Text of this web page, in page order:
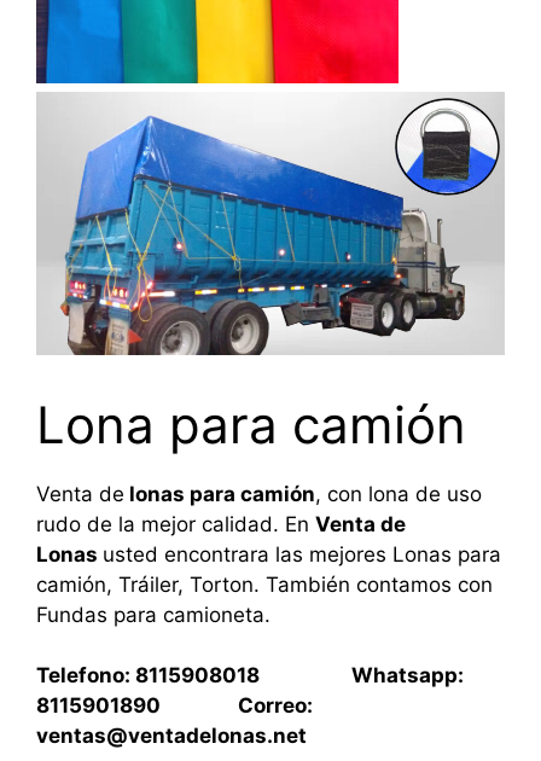
Lona para camión
Venta de lonas para camión, con lona de uso
rudo de la mejor calidad. En Venta de
Lonas usted encontrara las mejores Lonas para
camión, Tráiler, Torton. También contamos con
Fundas para camioneta.
Telefono: 8115908018 Whatsapp:
8115901890 Correo:
ventas@ventadelonas.net